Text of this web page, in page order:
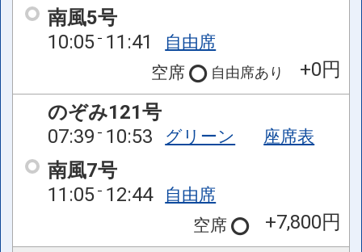
南風5号
10:05 11:41
自由席
空席
自由席あり
+0円
のぞみ121号
07:39 10:53 グリーン 座席表
南風7号
11:05 12:44
自由席
空席
+7,800円